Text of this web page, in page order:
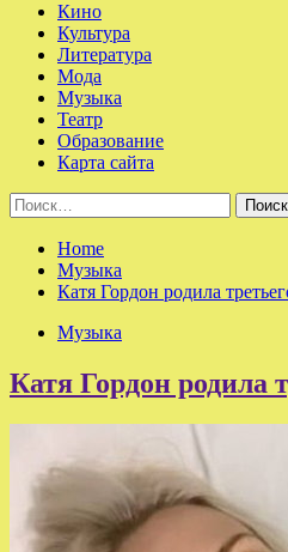
Кино
Культура
Литература
Мода
Музыка
Театр
Образование
Карта сайта
Найти:
Home
Музыка
Катя Гордон родила
Музыка
Катя Гордон родила